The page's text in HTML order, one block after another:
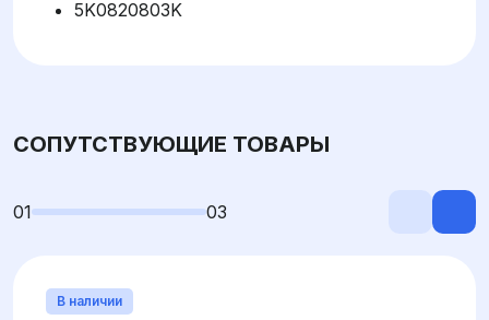
5K0820803K
СОПУТСТВУЮЩИЕ ТОВАРЫ
01 03
В наличии